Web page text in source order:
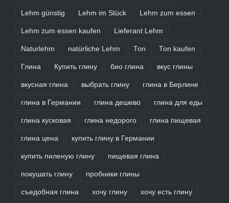
Lehm günstig Lehm im Stück Lehm zum essen
Lehm zum essen kaufen Lieferant Lehm
Naturlehm natürliche Lehm Ton Ton kaufen
Глина Купить глину био глина вкус глины
вкусная глина выбрать глину глина в Берлине
глина в Германии глина дешево глина для еды
глина кусковая глина недорого глина пищевая
глина цена купить глину в Германии
купить пиленую глину пищевая глина
покушать глину пробники глины
съедобная глина хочу глину хочу есть глину